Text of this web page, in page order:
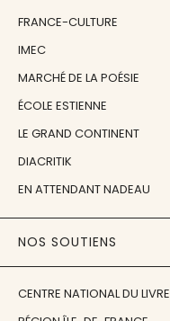
FRANCE-CULTURE
IMEC
MARCHÉ DE LA POÉSIE
ÉCOLE ESTIENNE
LE GRAND CONTINENT
DIACRITIK
EN ATTENDANT NADEAU
NOS SOUTIENS
CENTRE NATIONAL DU LIVRE